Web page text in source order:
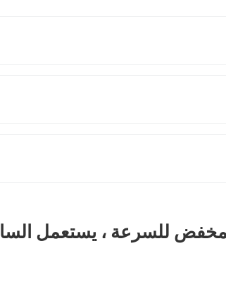
بمخفض للسرعة ، يستعمل